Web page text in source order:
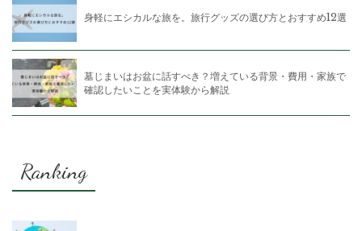
身軽にエシカルな旅を。旅行グッズの選び方とおすすめ12選
墓じまいはお盆に話すべき？増えている背景・費用・家族で
確認したいことを実体験から解説
Ranking